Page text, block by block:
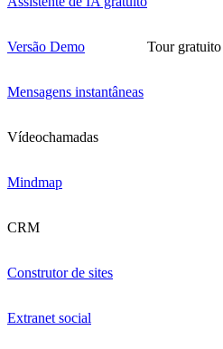
Versão Demo Tour gratuito
Mensagens instantâneas
Vídeochamadas
Mindmap
CRM
Construtor de sites
Extranet social